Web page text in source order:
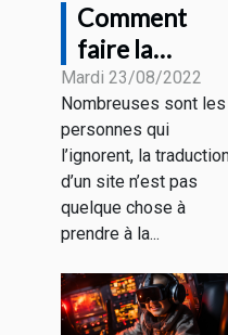
Comment
faire la
traduction de
son site
internet ?
Mardi 23/08/2022
Nombreuses sont les
personnes qui
l’ignorent, la
d’un site n’est pas
quelque chose à
prendre à la...